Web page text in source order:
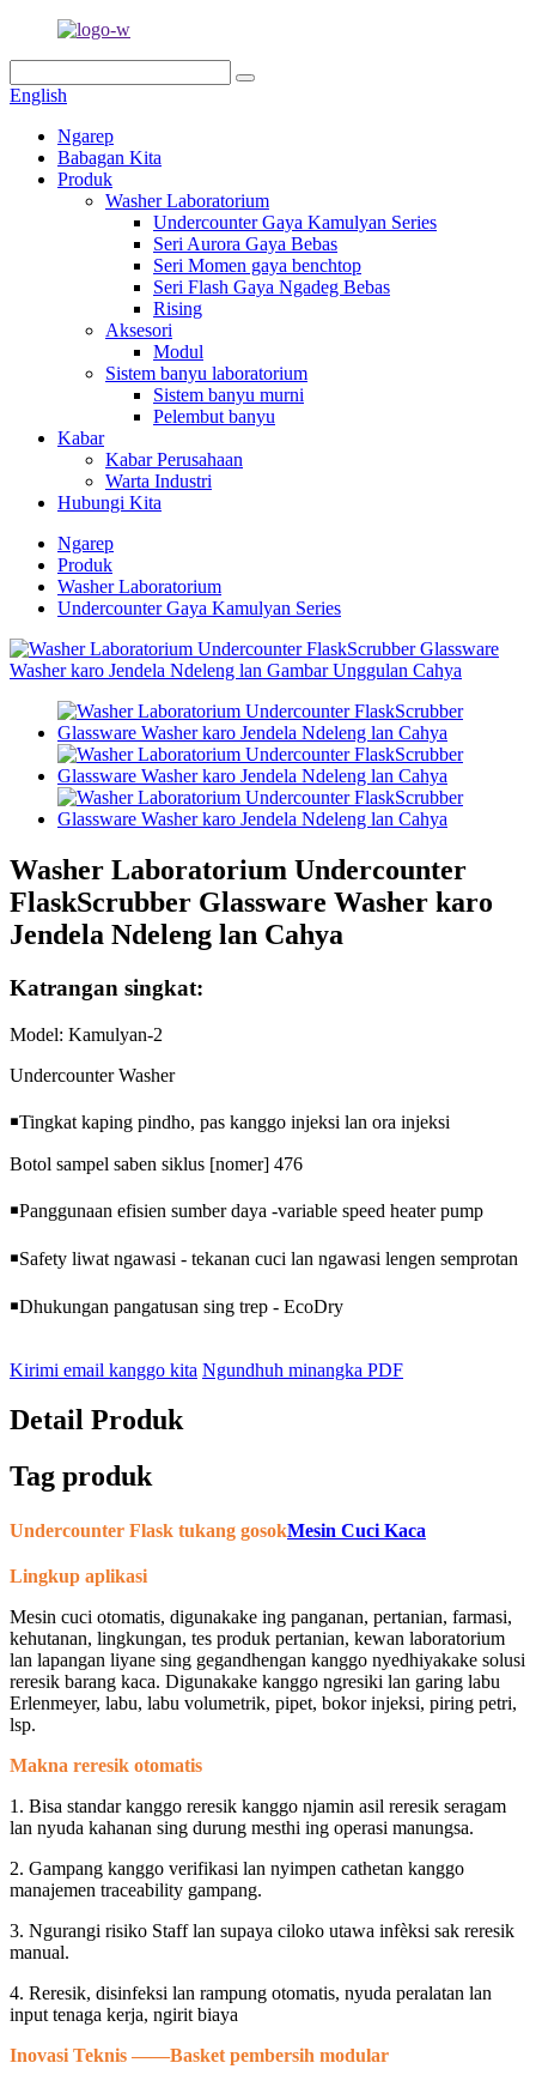
English
Ngarep
Babagan Kita
Produk
Washer Laboratorium
Undercounter Gaya Kamulyan Series
Seri Aurora Gaya Bebas
Seri Momen gaya benchtop
Seri Flash Gaya Ngadeg Bebas
Rising
Aksesori
Modul
Sistem banyu laboratorium
Sistem banyu murni
Pelembut banyu
Kabar
Kabar Perusahaan
Warta Industri
Hubungi Kita
Ngarep
Produk
Washer Laboratorium
Undercounter Gaya Kamulyan Series
Washer Laboratorium Undercounter
FlaskScrubber Glassware Washer karo
Jendela Ndeleng lan Cahya
Katrangan singkat:
Model: Kamulyan-2
Undercounter Washer
￭Tingkat kaping pindho, pas kanggo injeksi lan ora injeksi
Botol sampel saben siklus [nomer] 476
￭Panggunaan efisien sumber daya -variable speed heater pump
￭Safety liwat ngawasi - tekanan cuci lan ngawasi lengen semprotan
￭Dhukungan pangatusan sing trep - EcoDry
Kirimi email kanggo kita Ngundhuh minangka PDF
Detail Produk
Tag produk
Undercounter Flask tukang gosokMesin Cuci Kaca
Lingkup aplikasi
Mesin cuci otomatis, digunakake ing panganan, pertanian, farmasi,
kehutanan, lingkungan, tes produk pertanian, kewan laboratorium
lan lapangan liyane sing gegandhengan kanggo nyedhiyakake solusi
reresik barang kaca. Digunakake kanggo ngresiki lan garing labu
Erlenmeyer, labu, labu volumetrik, pipet, bokor injeksi, piring petri,
lsp.
Makna reresik otomatis
1. Bisa standar kanggo reresik kanggo njamin asil reresik seragam
lan nyuda kahanan sing durung mesthi ing operasi manungsa.
2. Gampang kanggo verifikasi lan nyimpen cathetan kanggo
manajemen traceability gampang.
3. Ngurangi risiko Staff lan supaya ciloko utawa infèksi sak reresik
manual.
4. Reresik, disinfeksi lan rampung otomatis, nyuda peralatan lan
input tenaga kerja, ngirit biaya
Inovasi Teknis ——Basket pembersih modular